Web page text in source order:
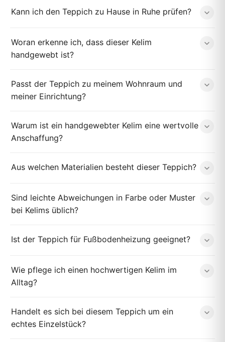
Kann ich den Teppich zu Hause in Ruhe prüfen?
Woran erkenne ich, dass dieser Kelim
handgewebt ist?
Passt der Teppich zu meinem Wohnraum und
meiner Einrichtung?
Warum ist ein handgewebter Kelim eine wertvolle
Anschaffung?
Aus welchen Materialien besteht dieser Teppich?
Sind leichte Abweichungen in Farbe oder Muster
bei Kelims üblich?
Ist der Teppich für Fußbodenheizung geeignet?
Wie pflege ich einen hochwertigen Kelim im
Alltag?
Handelt es sich bei diesem Teppich um ein
echtes Einzelstück?